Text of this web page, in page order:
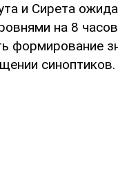
и Сирета
на 8
формирование
синоптиков.